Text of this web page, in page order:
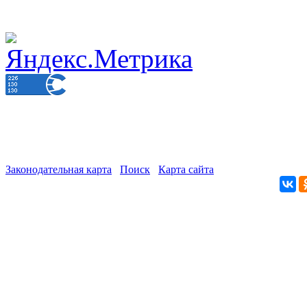
Законодательная карта Поиск Карта сайта